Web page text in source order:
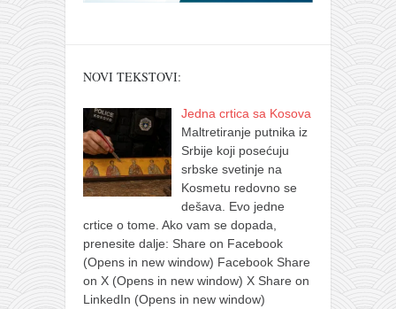
NOVI TEKSTOVI:
Jedna crtica sa Kosova
Maltretiranje putnika iz
Srbije koji posećuju
srbske svetinje na
Kosmetu redovno se
dešava. Evo jedne
crtice o tome. Ako vam se dopada,
prenesite dalje: Share on Facebook
(Opens in new window) Facebook Share
on X (Opens in new window) X Share on
LinkedIn (Opens in new window)